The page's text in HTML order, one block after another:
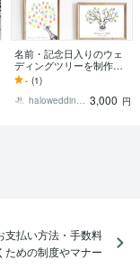
名前・記念日入りのウェ
ディングツリーを制作し
ます デザイン4種より選択
可 ① A4｜A3で配送可
能です
- (1)
halowedding2023 3,000 円
支払い方法・手数料
ための制度やマナー